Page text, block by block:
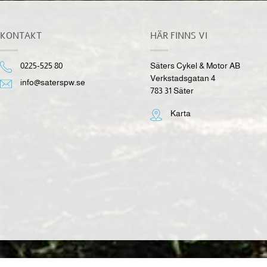
KONTAKT
0225-525 80
info@saterspw.se
HÄR FINNS VI
Säters Cykel & Motor AB
Verkstadsgatan 4
783 31 Säter
Karta